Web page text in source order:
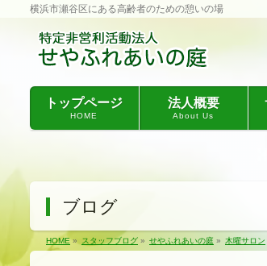
横浜市瀬谷区にある高齢者のための憩いの場
トップページ
HOME
法人概要
About Us
ブログ
HOME» スタッフブログ » せやふれあいの庭 » 木曜サロン